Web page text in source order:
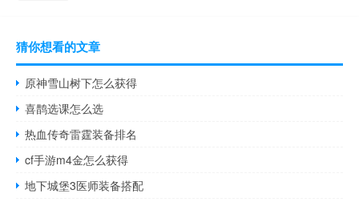
猜你想看的文章
原神雪山树下怎么获得
喜鹊选课怎么选
热血传奇雷霆装备排名
cf手游m4金怎么获得
地下城堡3医师装备搭配